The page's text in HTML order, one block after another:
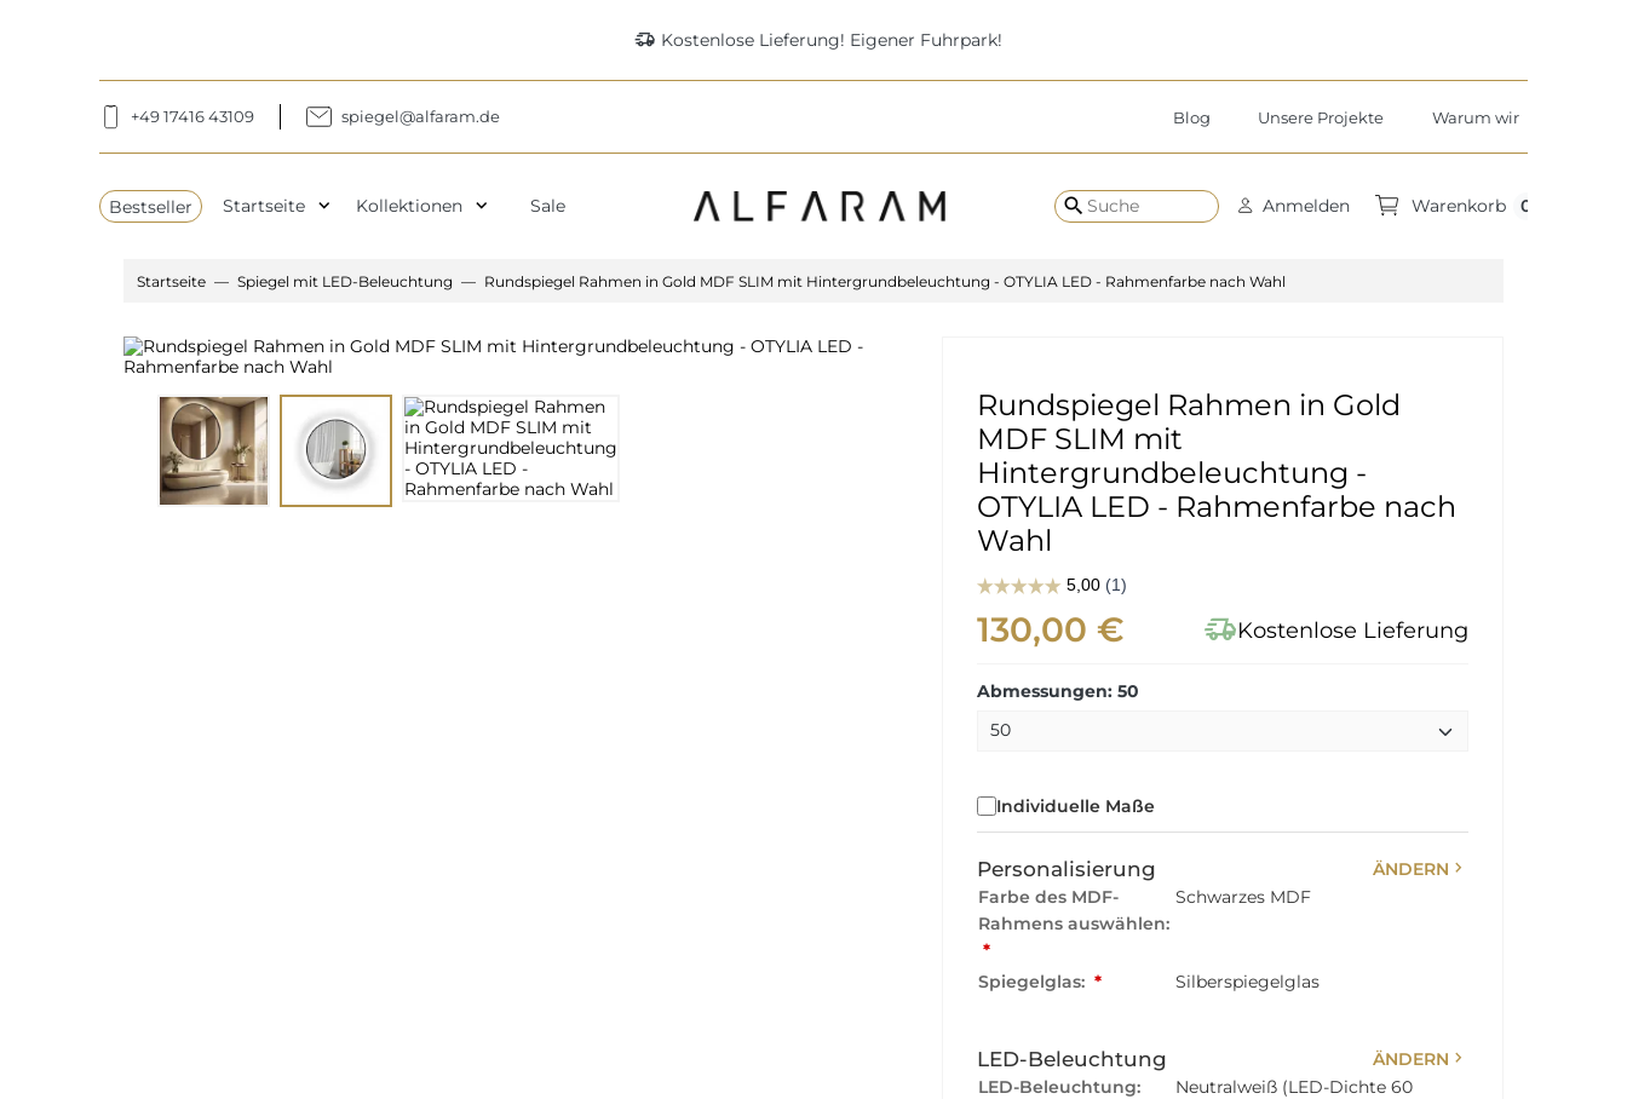
delivery_truck_speed Kostenlose Lieferung! Eigener Fuhrpark!
+49 17416 43109 spiegel@alfaram.de Blog Unsere Projekte Warum wir
Bestseller Startseite expand_more Kollektionen expand_more Sale search Anmelden Warenkorb 0
Startseite Spiegel mit LED-Beleuchtung Rundspiegel Rahmen in Gold MDF SLIM mit Hintergrundbeleuchtung - OTYLIA LED - Rahmenfarbe nach Wahl
Rundspiegel Rahmen in Gold
MDF SLIM mit
Hintergrundbeleuchtung -
OTYLIA LED - Rahmenfarbe nach
Wahl
130,00 € delivery_truck_speedKostenlose Lieferung
Abmessungen: 50
Individuelle Maße
Personalisierung ÄNDERN chevron_right
Farbe des MDF-
Rahmens auswählen:
*
Schwarzes MDF
Spiegelglas: * Silberspiegelglas
LED-Beleuchtung ÄNDERN chevron_right
LED-Beleuchtung:
Neutralweiß (LED-Dichte 60